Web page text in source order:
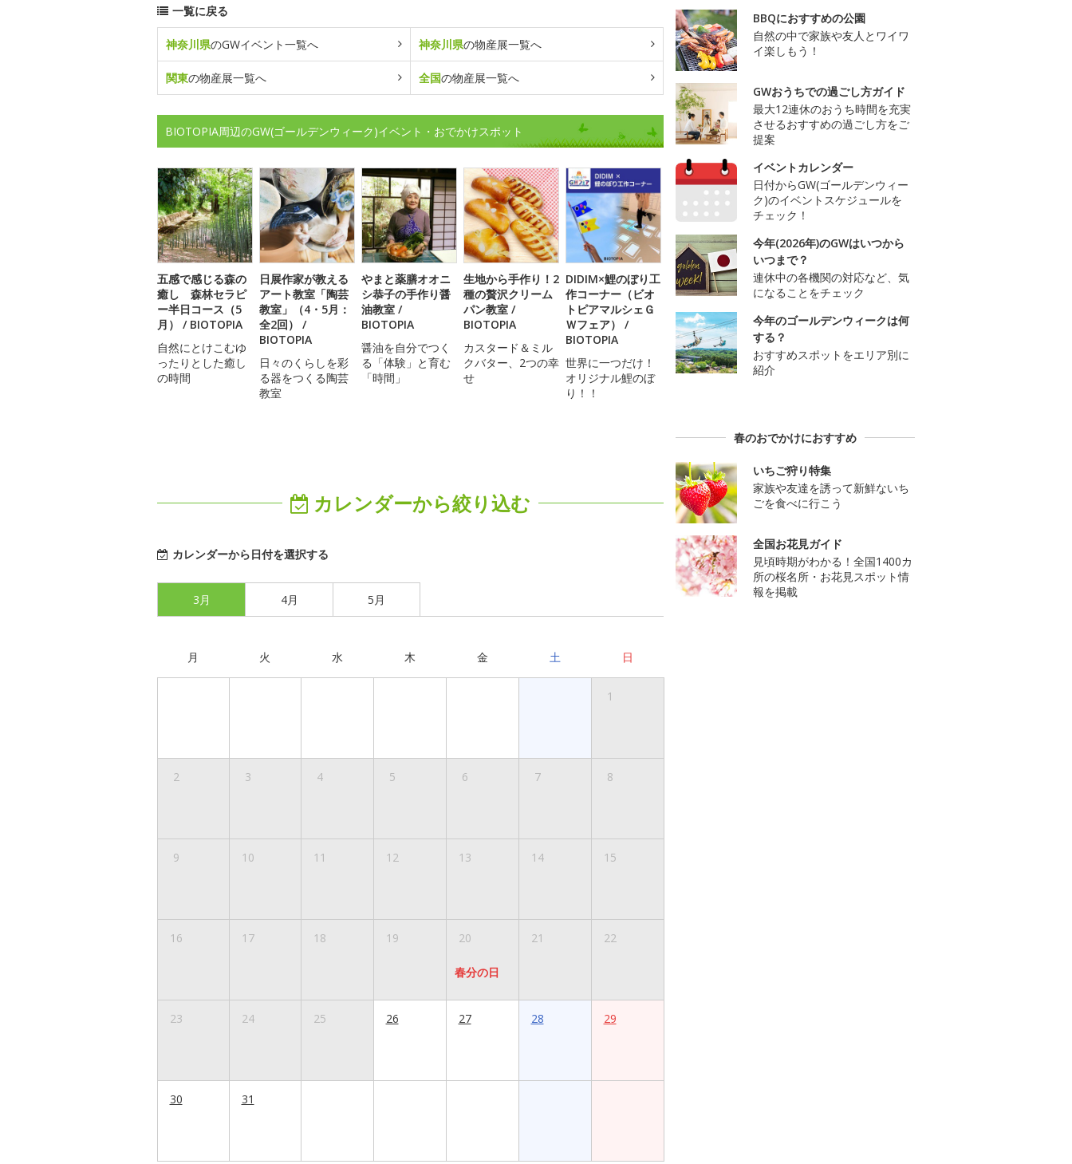
一覧に戻る
神奈川県のGWイベント一覧へ 神奈川県の物産展一覧へ
関東の物産展一覧へ 全国の物産展一覧へ
BIOTOPIA周辺のGW(ゴールデンウィーク)イベント・おでかけスポット
五感で感じる森の
癒し 森林セラピ
ー半日コース（5
月） / BIOTOPIA
自然にとけこむゆ
ったりとした癒し
の時間
日展作家が教える
アート教室「陶芸
教室」（4・5月：
全2回） /
BIOTOPIA
日々のくらしを彩
る器をつくる陶芸
教室
やまと薬膳オオニ
シ恭子の手作り醤
油教室 /
BIOTOPIA
醤油を自分でつく
る「体験」と育む
「時間」
生地から手作り！2
種の贅沢クリーム
パン教室 /
BIOTOPIA
カスタード＆ミル
クバター、2つの幸
せ
DIDIM×鯉のぼり工
作コーナー（ビオ
トピアマルシェＧ
Ｗフェア） /
BIOTOPIA
世界に一つだけ！
オリジナル鯉のぼ
り！！
カレンダーから絞り込む
カレンダーから日付を選択する
3月 4月 5月
月 火 水 木 金 土 日
1
2 3 4 5 6 7 8
9 10 11 12 13 14 15
16 17 18 19 20
春分の日
21 22
23 24 25 26 27 28 29
30 31
BBQにおすすめの公園
自然の中で家族や友人とワイワ
イ楽しもう！
GWおうちでの過ごし方ガイド
最大12連休のおうち時間を充実
させるおすすめの過ごし方をご
提案
イベントカレンダー
日付からGW(ゴールデンウィー
ク)のイベントスケジュールを
チェック！
今年(2026年)のGWはいつから
いつまで？
連休中の各機関の対応など、気
になることをチェック
今年のゴールデンウィークは何
する？
おすすめスポットをエリア別に
紹介
春のおでかけにおすすめ
いちご狩り特集
家族や友達を誘って新鮮ないち
ごを食べに行こう
全国お花見ガイド
見頃時期がわかる！全国1400カ
所の桜名所・お花見スポット情
報を掲載